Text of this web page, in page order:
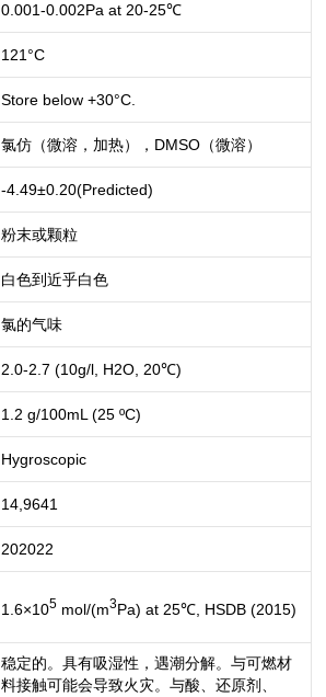
0.001-0.002Pa at 20-25℃
121°C
Store below +30°C.
氯仿（微溶，加热），DMSO（微溶）
-4.49±0.20(Predicted)
粉末或颗粒
白色到近乎白色
氯的气味
2.0-2.7 (10g/l, H2O, 20℃)
1.2 g/100mL (25 ºC)
Hygroscopic
14,9641
202022
1.6×105mol/(m3Pa) at 25℃, HSDB (2015)
稳定的。具有吸湿性，遇潮分解。与可燃材
料接触可能会导致火灾。与酸、还原剂、